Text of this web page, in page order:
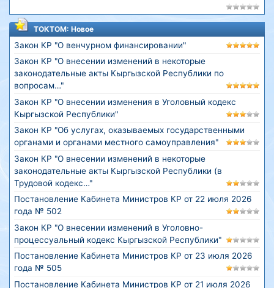
ТОКТОМ: Новое
Закон КР "О венчурном финансировании"
Закон КР "О внесении изменений в некоторые
законодательные акты Кыргызской Республики по
вопросам…"
Закон КР "О внесении изменения в Уголовный кодекс
Кыргызской Республики"
Закон КР "Об услугах, оказываемых государственными
органами и органами местного самоуправления"
Закон КР "О внесении изменений в некоторые
законодательные акты Кыргызской Республики (в
Трудовой кодекс…"
Постановление Кабинета Министров КР от 22 июля 2026
года № 502
Закон КР "О внесении изменений в Уголовно-
процессуальный кодекс Кыргызской Республики"
Постановление Кабинета Министров КР от 23 июля 2026
года № 505
Постановление Кабинета Министров КР от 21 июля 2026